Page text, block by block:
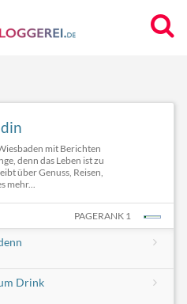
mit Berichten
denn das Leben ist zu
über Genuss, Reisen,
mehr...
PAGERANK 1
Drink